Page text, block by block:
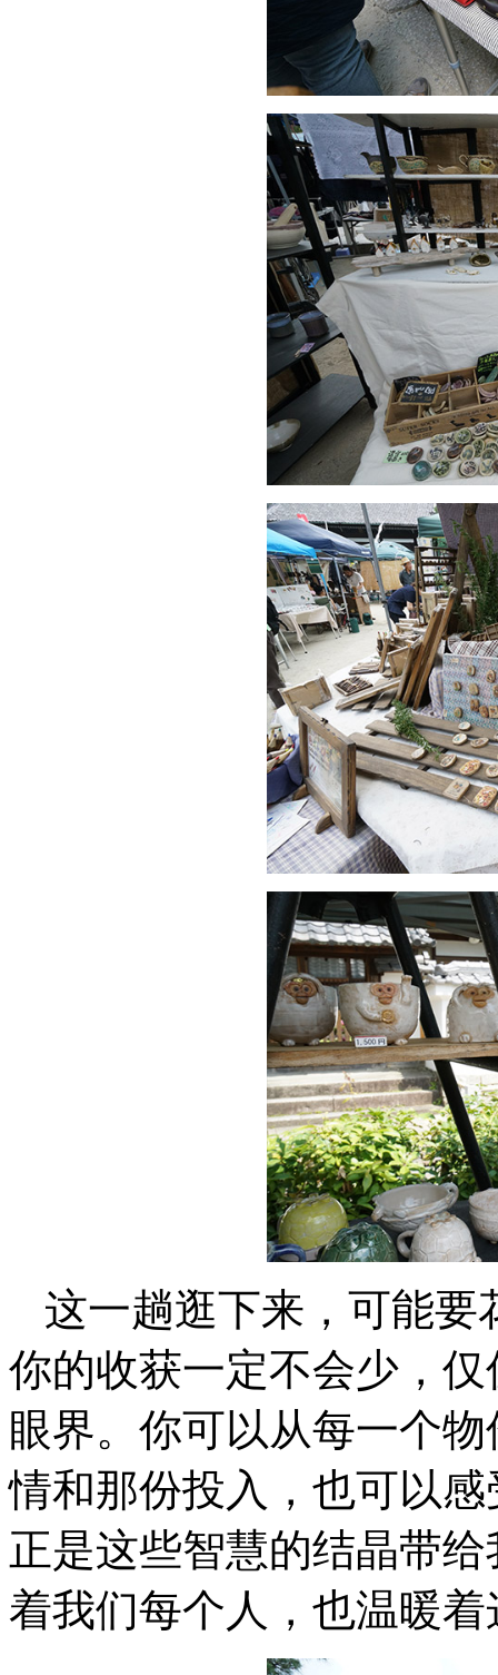
这一趟逛下来，可能要
你的收获一定不会少，
眼界。你可以从每一个
情和那份投入，也可以
正是这些智慧的结晶带
着我们每个人，也温暖